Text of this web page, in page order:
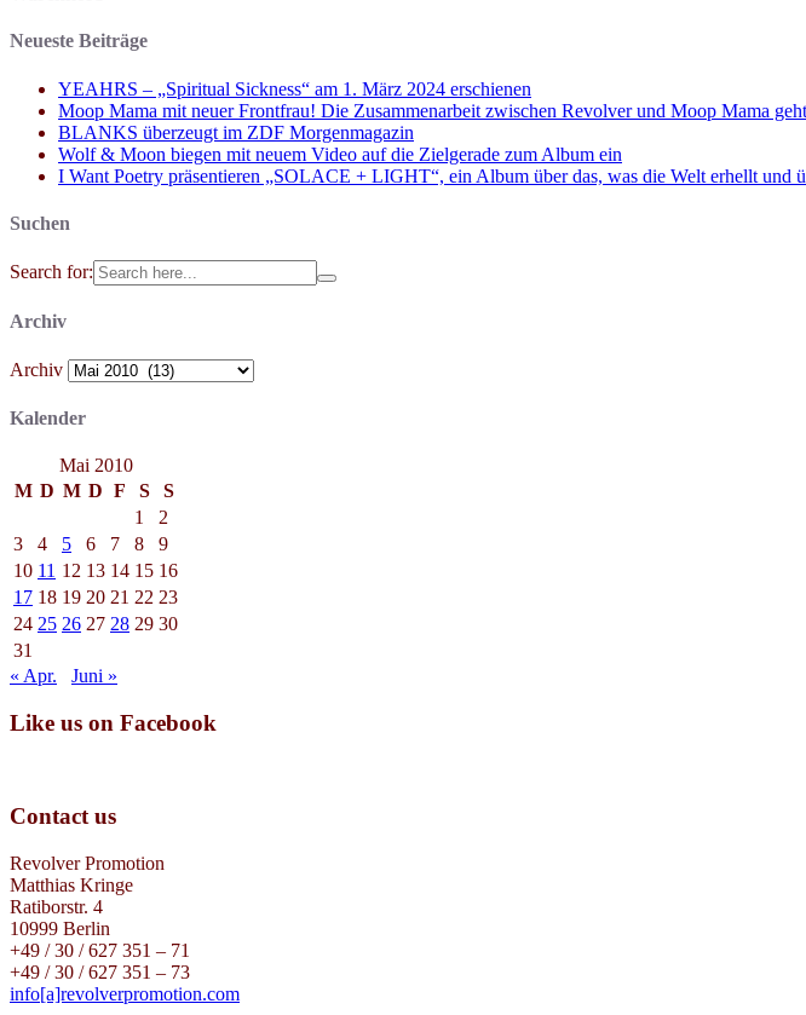
Neueste Beiträge
YEAHRS – „Spiritual Sickness“ am 1. März 2024 erschienen
Moop Mama mit neuer Frontfrau! Die Zusammenarbeit zwischen Revolver und Moop Mama
BLANKS überzeugt im ZDF Morgenmagazin
Wolf & Moon biegen mit neuem Video auf die Zielgerade zum Album ein
I Want Poetry präsentieren „SOLACE + LIGHT“, ein Album über das, was die Welt erhellt und
Suchen
Search for:
Archiv
Archiv
Kalender
Mai 2010
M D M D F S
S
1
2
3
4 5 6 7 8
9
10 11 12 13 14 15 16
17 18 19 20 21 22 23
24 25 26 27 28 29 30
31
« Apr.
Juni »
Like us on Facebook
Contact us
Revolver Promotion
Matthias Kringe
Ratiborstr. 4
10999 Berlin
+49 / 30 / 627 351 – 71
+49 / 30 / 627 351 – 73
info[a]revolverpromotion.com